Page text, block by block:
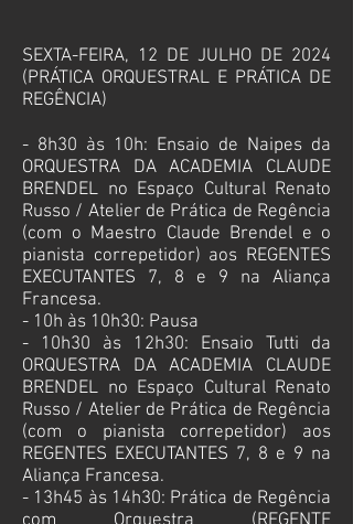
SEXTA-FEIRA, 12 DE JULHO DE 2024
(PRÁTICA ORQUESTRAL E PRÁTICA DE
REGÊNCIA)
- 8h30 às 10h: Ensaio de Naipes da
ORQUESTRA DA ACADEMIA CLAUDE
BRENDEL no Espaço Cultural Renato
Russo / Atelier de Prática de Regência
(com o Maestro Claude Brendel e o
pianista correpetidor) aos REGENTES
EXECUTANTES 7, 8 e 9 na Aliança
Francesa.
- 10h às 10h30: Pausa
- 10h30 às 12h30: Ensaio Tutti da
ORQUESTRA DA ACADEMIA CLAUDE
BRENDEL no Espaço Cultural Renato
Russo / Atelier de Prática de Regência
(com o pianista correpetidor) aos
REGENTES EXECUTANTES 7, 8 e 9 na
Aliança Francesa.
- 13h45 às 14h30: Prática de Regência